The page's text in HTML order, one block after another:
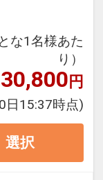
電話では
ます！！
年6
な1名様あた
り）
30,800円
日15:37時点)
選択